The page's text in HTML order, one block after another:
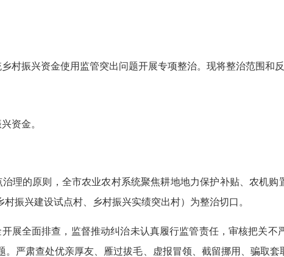
村振兴资金使用监管突出问题开展专项整治。现将整治范围和
资金。
治理的原则，全市农业农村系统聚焦耕地地力保护补贴、农机
振兴建设试点村、乡村振兴实绩突出村）为整治切口。
展全面排查，监督推动纠治未认真履行监管责任，审核把关不
严肃查处优亲厚友、雁过拔毛、虚报冒领、截留挪用、骗取